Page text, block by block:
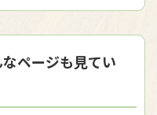
ページも見てい